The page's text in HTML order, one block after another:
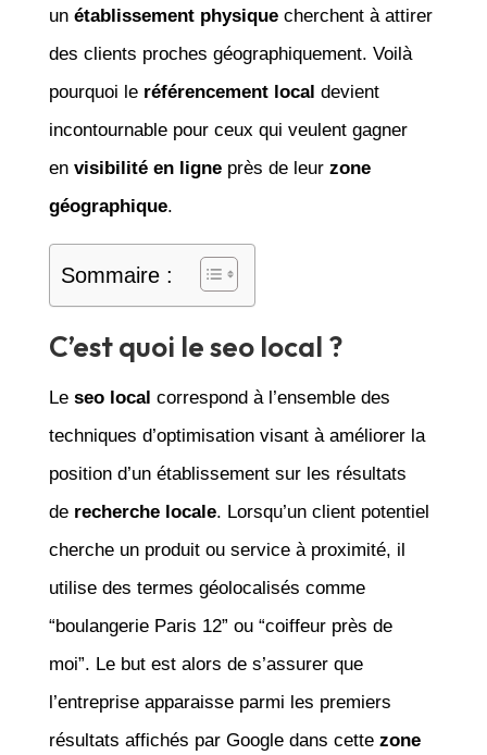
un établissement physiquecherchent à attirer
des clients proches géographiquement. Voilà
pourquoi le référencement local devient
incontournable pour ceux qui veulent gagner
en visibilité en ligneprès de leur zone
géographique.
Sommaire :
C’est quoi le seo local ?
Le seo local correspond à l’ensemble des
techniques d’optimisation visant à améliorer la
position d’un établissement sur les résultats
de recherche locale. Lorsqu’un client potentiel
cherche un produit ou service à proximité, il
utilise des termes géolocalisés comme
“boulangerie Paris 12” ou “coiffeur près de
moi”. Le but est alors de s’assurer que
l’entreprise apparaisse parmi les premiers
résultats affichés par Google dans cette zone